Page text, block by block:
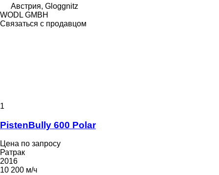
Австрия, Gloggnitz
WODL GMBH
Связаться с продавцом
1
PistenBully 600 Polar
Цена по запросу
Ратрак
2016
10 200 м/ч